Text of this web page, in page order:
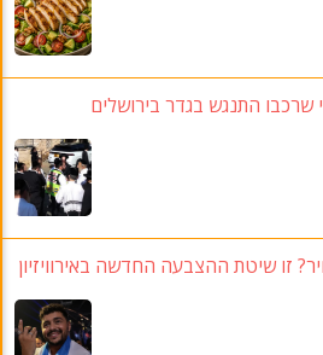
זו שיטת ההצבעה החדשה באירוויזיון